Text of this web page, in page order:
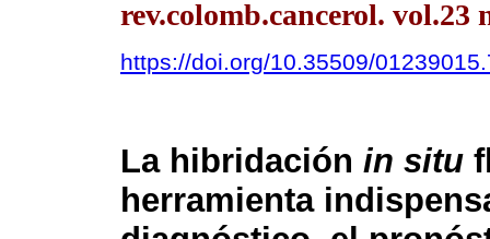
rev.colomb.cancerol. vol.23
https://doi.org/10.35509/
La hibridación in situ
herramienta